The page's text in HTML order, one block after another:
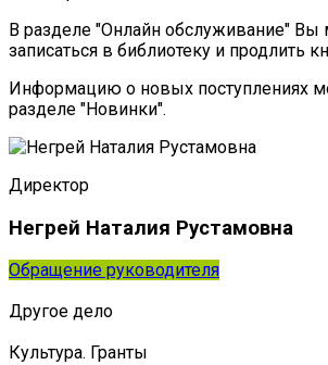
В разделе "Онлайн обслуживание" Вы
записаться в библиотеку и продлить
Информацию о новых поступлениях
разделе "Новинки".
Директор
Негрей Наталия Рустамовна
Обращение руководителя
Другое дело
Культура. Гранты